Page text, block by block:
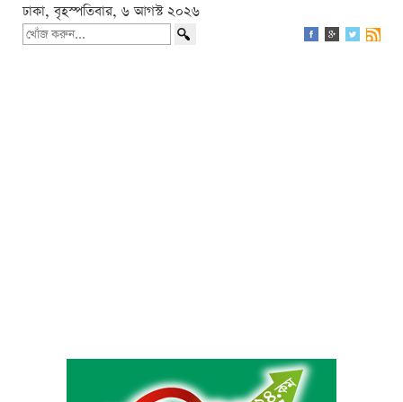
ঢাকা, বৃহস্পতিবার, ৬ আগস্ট ২০২৬